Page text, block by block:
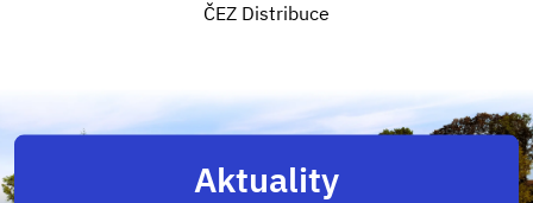
Středočeský kraj
Aktuality